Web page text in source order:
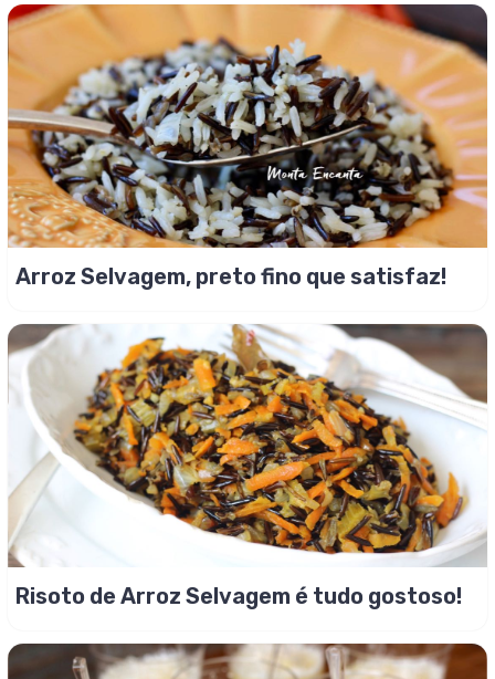
Arroz Selvagem, preto fino que satisfaz!
Risoto de Arroz Selvagem é tudo gostoso!